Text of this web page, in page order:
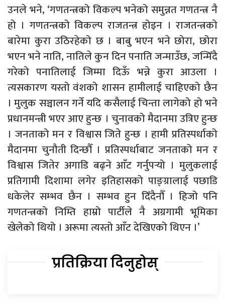
उनले भने, ‘गणतन्त्रको विकल्प भनेको समुन्नत गणतन्त्र नै
हो । गणतन्त्रको विकल्प राजतन्त्र होइन । राजतन्त्रको
बारेमा कुरा उठिरहेको छ । बाबु भएन भने छोरा, छोरा
भएन भने नाति, नातिले कुन दिन पनाति जन्माउँछ, जन्मिँदै
गरेको पनातिलाई जिम्मा दिऊँ भन्ने कुरा आउला ।
त्यसकारण यस्तो वंशको शासन हामीलाई चाहिएको छैन
। मुलुक सञ्चालन गर्ने यदि कसैलाई चिन्ता लागेको हो भने
प्रधानमन्त्री भएर आए हुन्छ । चुनावको मैदानमा उत्रिए हुन्छ
। जनताको मन र विश्वास जिते हुन्छ । हामी प्रतिस्पर्धाको
मैदानमा चुनौती दिन्छौँ । प्रतिस्पर्धाबाट जनताको मन र
विश्वास जितेर अगाडि बढ्ने आँट गर्नुपर्‍यो । मुलुकलाई
प्रतिगामी दिशामा लगेर इतिहासको पाङ्ग्रालाई पछाडि
धकेलेर सम्भव छैन । सम्भव हुन दिँदैनौँ । हिजो पनि
गणतन्त्रको निम्ति हाम्रो पार्टीले नै अग्रगामी भूमिका
खेलेको थियो । अरूमा त्यस्तो आँट देखिएको थिएन ।’
प्रतिक्रिया दिनुहोस्